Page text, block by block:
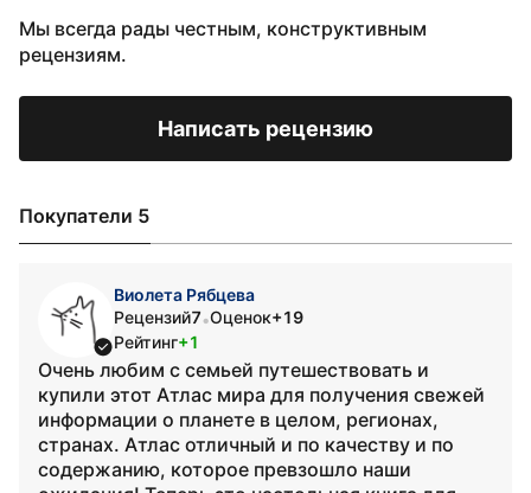
Мы всегда рады честным, конструктивным
рецензиям.
Написать рецензию
Покупатели 5
Виолета Рябцева
Рецензий7•Оценок+19
Рейтинг+1
Очень любим с семьей путешествовать и
купили этот Атлас мира для получения свежей
информации о планете в целом, регионах,
странах. Атлас отличный и по качеству и по
содержанию, которое превзошло наши